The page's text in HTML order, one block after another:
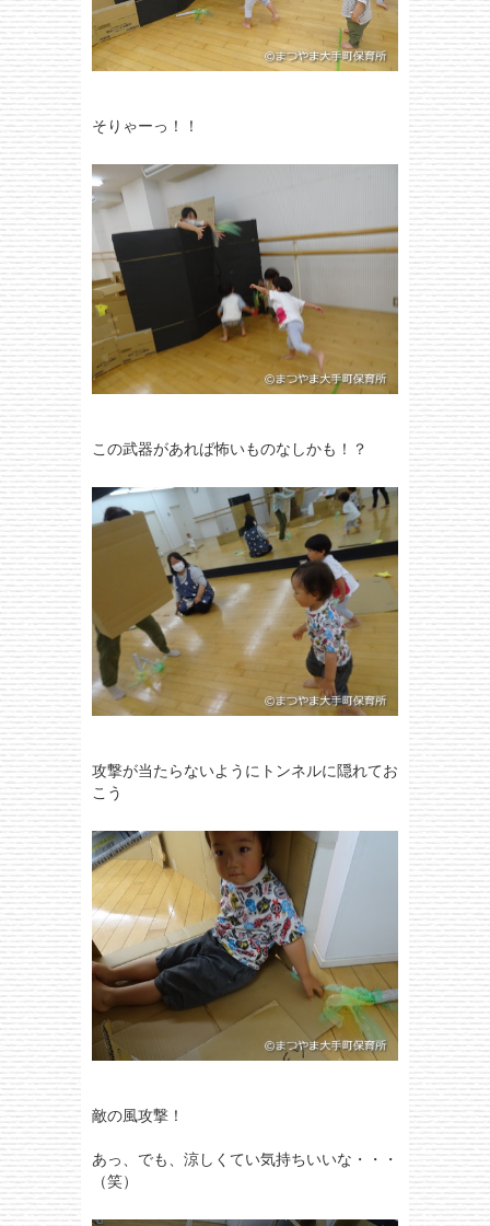
そりゃーっ！！
この武器があれば怖いものなしかも！？
攻撃が当たらないようにトンネルに隠れてお
こう
敵の風攻撃！
あっ、でも、涼しくてい気持ちいいな・・・
（笑）